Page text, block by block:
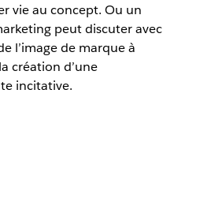
vie au concept. Ou un
peut discuter avec
l’image de marque à
création d’une
incitative.